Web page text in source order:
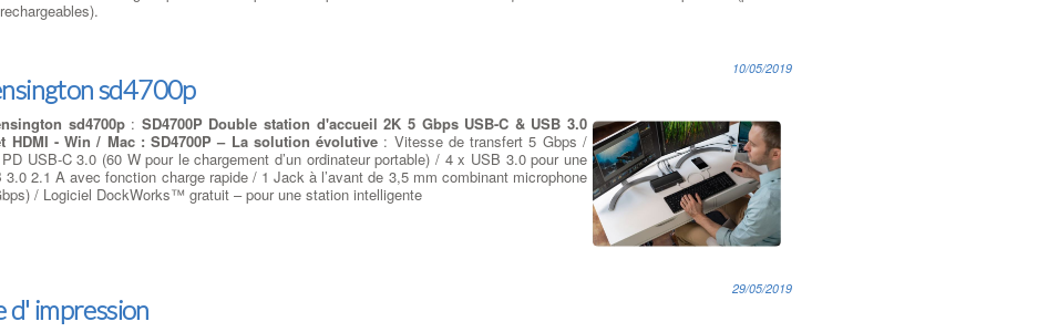
rechargeables).
sd4700p
10/05/2019
sd4700p: SD4700P Double station d'accueil 2K 5 Gbps USB-C & USB 3.0
HDMI - Win / Mac : SD4700P – La solution évolutive : Vitesse de transfert 5 Gbps /
USB-C 3.0 (60 W pour le chargement d’un ordinateur portable) / 4 x USB 3.0 pour une
2.1 A avec fonction charge rapide / 1 Jack à l’avant de 3,5 mm combinant microphone
/ Logiciel DockWorks™ gratuit – pour une station intelligente
d' impression
29/05/2019